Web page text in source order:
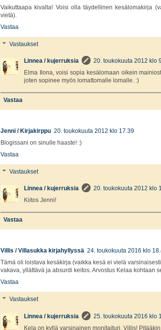
Vaikuttaapa kivalta! Voisi olla täydellinen kesälomakirja
vietä).
Vastaa
Vastaukset
Linnea / kujerruksia
20. toukokuuta 2012 klo
Elma Ilona, voisi sopia kesälomaan oikein
joten sopinee myös lomattomalle lomalle. :)
Vastaa
Jenni / Kirjakirppu 20. toukokuuta 2012 klo 17.39
Blogissani on sinulle haaste! :)
Vastaa
Vastaukset
Linnea / kujerruksia
20. toukokuuta 2012 klo
Kiitos Jenni!
Vastaa
Villis / Villasukka kirjahyllyssä 24. toukokuuta 2016 klo
Tämä oli loistava kesäkirja (vaikka kesä ei vielä
vakava, yllättävä ja absurdi keitos. Arvostus Kelaa kohtaan
Vastaa
Vastaukset
Linnea / kujerruksia
25. toukokuuta 2016 klo
Kela on kyllä varsinainen monitaituri, Villis!